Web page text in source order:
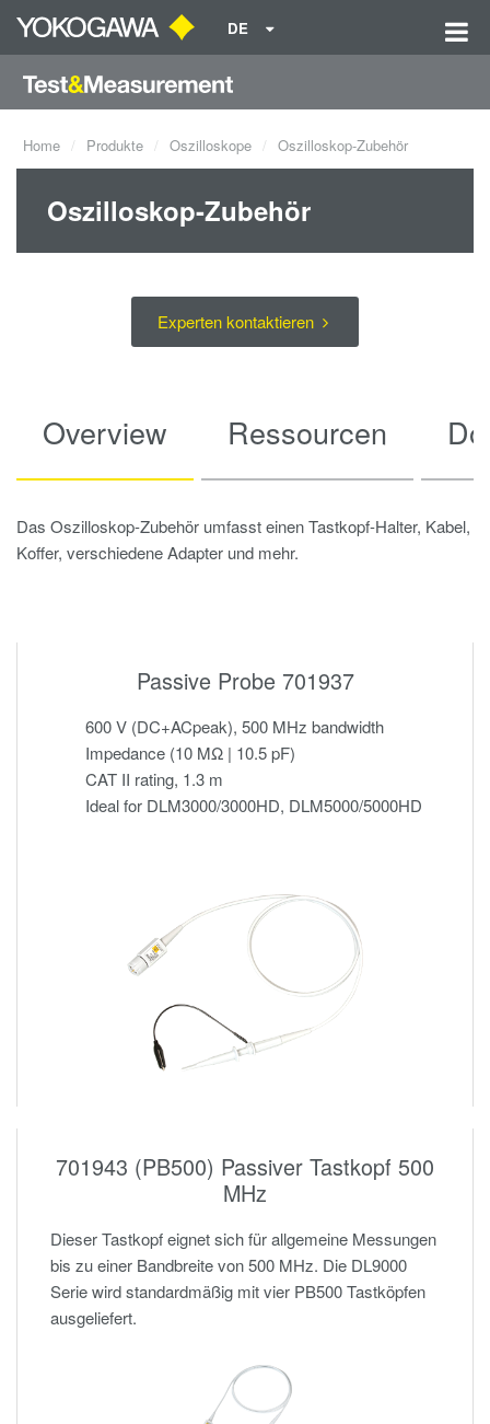
DE
Home Produkte Oszilloskope Oszilloskop-Zubehör
Oszilloskop-Zubehör
Experten kontaktieren
Overview Ressourcen
Das Oszilloskop-Zubehör umfasst einen Tastkopf-Halter, Kabel,
Koffer, verschiedene Adapter und mehr.
Passive Probe 701937
600 V (DC+ACpeak), 500 MHz bandwidth
Impedance (10 MΩ | 10.5 pF)
CAT II rating, 1.3 m
Ideal for DLM3000/3000HD, DLM5000/5000HD
701943 (PB500) Passiver Tastkopf 500
MHz
Dieser Tastkopf eignet sich für allgemeine Messungen
bis zu einer Bandbreite von 500 MHz. Die DL9000
Serie wird standardmäßig mit vier PB500 Tastköpfen
ausgeliefert.